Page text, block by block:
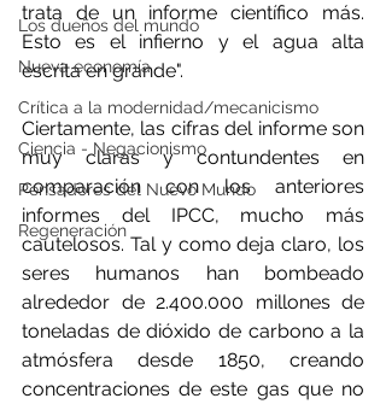
Los dueños del mundo
Nueva economía
Crítica a la modernidad/mecanicismo
Ciencia - Negacionismo
Pensadores del Nuevo Mundo
Regeneración
trata de un informe científico más.
Esto es el infierno y el agua alta
escrita en grande".
Ciertamente, las cifras del informe son
muy claras y contundentes en
comparación con los anteriores
informes del IPCC, mucho más
cautelosos. Tal y como deja claro, los
seres humanos han bombeado
alrededor de 2.400.000 millones de
toneladas de dióxido de carbono a la
atmósfera desde 1850, creando
concentraciones de este gas que no